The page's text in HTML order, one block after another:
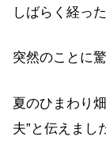
しばらく経っ
突然のことに
夏のひまわり
夫”と伝えまし